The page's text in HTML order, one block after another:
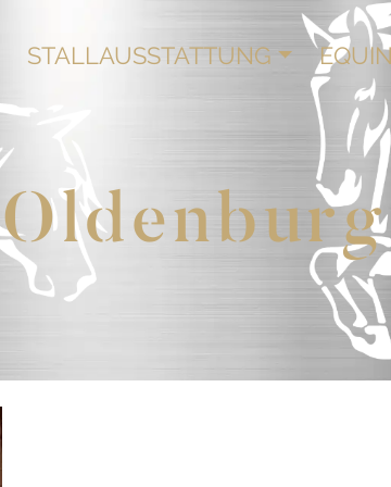
STALLAUSSTATTUNG